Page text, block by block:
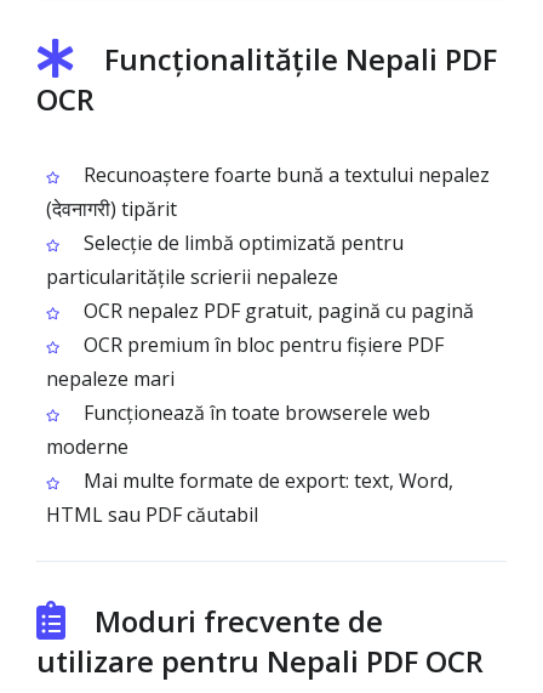
Funcționalitățile Nepali PDF
OCR
Recunoaștere foarte bună a textului nepalez
(देवनागरी) tipărit
Selecție de limbă optimizată pentru
particularitățile scrierii nepaleze
OCR nepalez PDF gratuit, pagină cu pagină
OCR premium în bloc pentru fișiere PDF
nepaleze mari
Funcționează în toate browserele web
moderne
Mai multe formate de export: text, Word,
HTML sau PDF căutabil
Moduri frecvente de
utilizare pentru Nepali PDF OCR